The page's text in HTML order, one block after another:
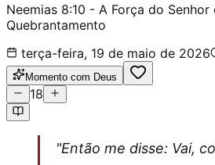
Neemias 8:10 - A Força do Senhor
Quebrantamento
terça-feira, 19 de maio de 2026
Momento com Deus
18
"Então me disse: Vai,